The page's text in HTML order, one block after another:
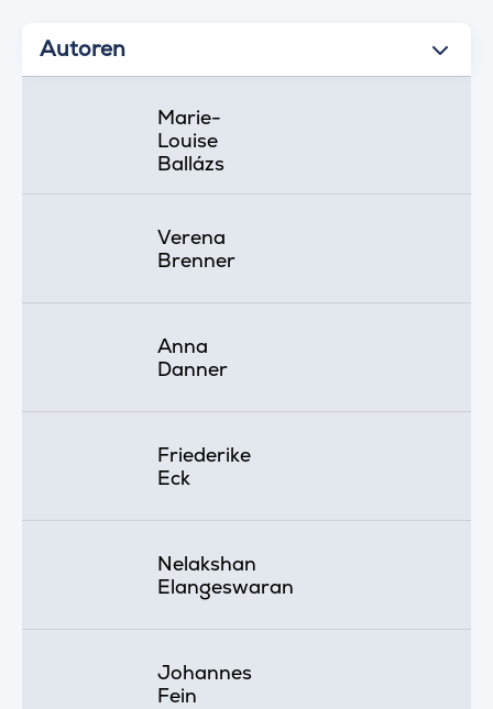
Autoren
Marie-
Louise
Ballázs
Verena
Brenner
Anna
Danner
Friederike
Eck
Nelakshan
Elangeswaran
Johannes
Fein